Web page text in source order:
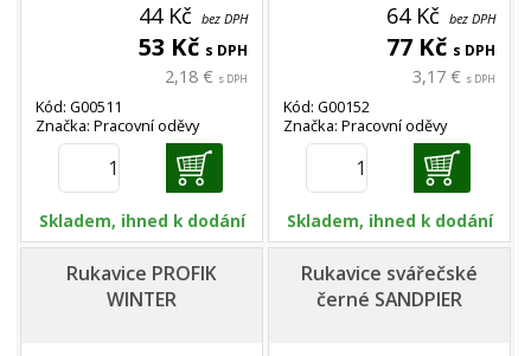
44 Kč bez DPH
53 Kč s DPH
2,18 € s DPH
Kód: G00511
Značka: Pracovní oděvy
Skladem, ihned k dodání
64 Kč bez DPH
77 Kč s DPH
3,17 € s DPH
Kód: G00152
Značka: Pracovní oděvy
Skladem, ihned k dodání
Rukavice PROFIK
WINTER
Rukavice svářečské
černé SANDPIER